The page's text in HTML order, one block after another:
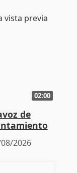
02:00
de
2026